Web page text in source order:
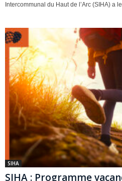
Intercommunal du Haut de l’Arc (SIHA) a
SIHA
SIHA : Programme